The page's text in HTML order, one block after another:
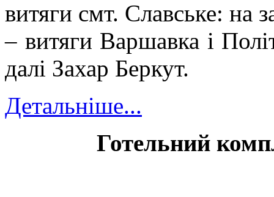
витяги смт. Славське: на
– витяги Варшавка і
далі Захар Беркут.
Детальніше...
Готельний